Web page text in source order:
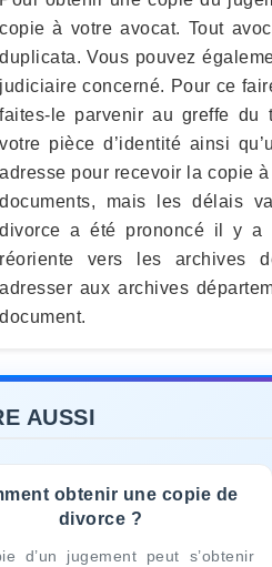
copie à votre avocat. Tout
duplicata. Vous pouvez
judiciaire concerné. Pour ce
faites-le parvenir au greffe du
votre pièce d’identité ainsi
adresse pour recevoir la copie
documents, mais les délais
divorce a été prononcé il y a
réoriente vers les archives
adresser aux archives
document.
AUSSI
obtenir une copie de
divorce ?
d’un jugement peut s’obtenir